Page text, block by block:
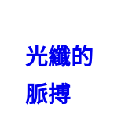
光纖的
脈搏